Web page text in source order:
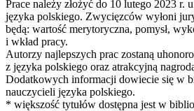
Prace należy złożyć do 10 lutego 2023 r.
języka polskiego. Zwycięzców wyłoni
będą: wartość merytoryczna, pomysł,
i wkład pracy.
Autorzy najlepszych prac zostaną
z języka polskiego oraz atrakcyjną
Dodatkowych informacji dowiecie się w
nauczycieli języka polskiego.
* większość tytułów dostępna jest w